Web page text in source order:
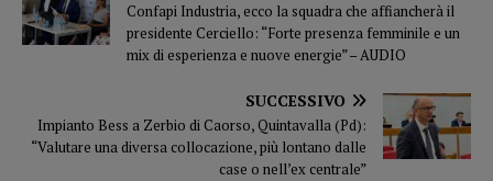
Confapi Industria, ecco la squadra che affiancherà il
presidente Cerciello: “Forte presenza femminile e un
mix di esperienza e nuove energie” – AUDIO
SUCCESSIVO
Impianto Bess a Zerbio di Caorso, Quintavalla (Pd):
“Valutare una diversa collocazione, più lontano dalle
case o nell’ex centrale”